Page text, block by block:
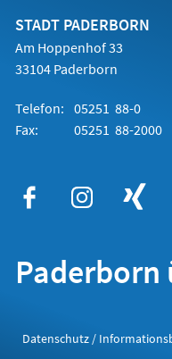
STADT PADERBORN
Am Hoppenhof 33
33104 Paderborn
Telefon: 05251 88-0
Fax:
05251 88-2000
Paderborn
Datenschutz /